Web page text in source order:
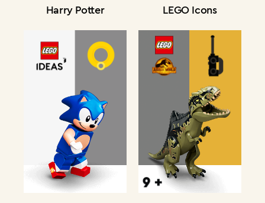
Harry Potter LEGO Icons